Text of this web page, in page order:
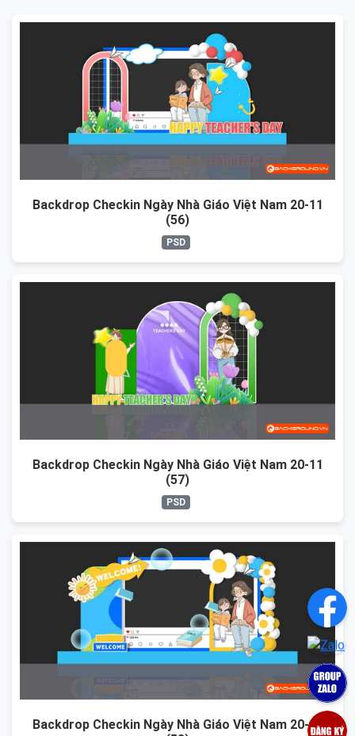
Backdrop Checkin Ngày Nhà Giáo Việt Nam 20-11
(56)
PSD
Backdrop Checkin Ngày Nhà Giáo Việt Nam 20-11
(57)
PSD
Backdrop Checkin Ngày Nhà Giáo Việt Nam 20-11